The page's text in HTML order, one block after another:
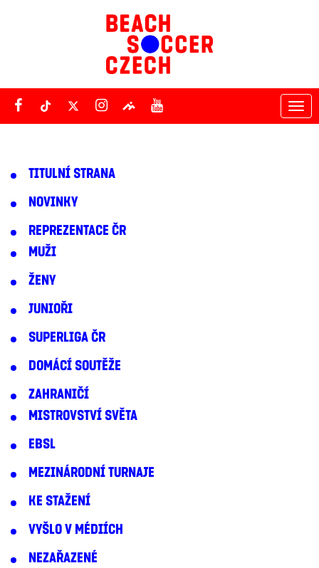
TITULNÍ STRANA
NOVINKY
REPREZENTACE ČR
MUŽI
ŽENY
JUNIOŘI
SUPERLIGA ČR
DOMÁCÍ SOUTĚŽE
ZAHRANIČÍ
MISTROVSTVÍ SVĚTA
EBSL
MEZINÁRODNÍ TURNAJE
KE STAŽENÍ
VYŠLO V MÉDIÍCH
NEZAŘAZENÉ